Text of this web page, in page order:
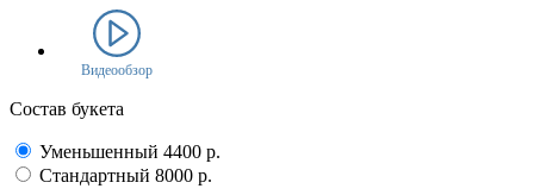
Видеообзор
Состав букета
Уменьшенный 4400 р.
Стандартный 8000 р.